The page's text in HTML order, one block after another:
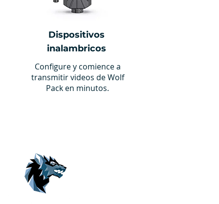
Dispositivos
inalambricos
Configure y comience a
transmitir videos de Wolf
Pack en minutos.